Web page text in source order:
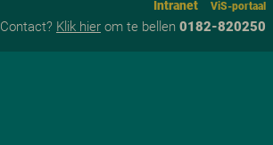
Intranet ViS-portaal
Contact? Klik hier om te bellen 0182-820250